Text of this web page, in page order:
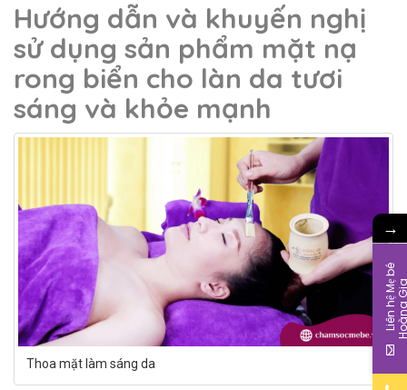
Hướng dẫn và khuyến nghị
sử dụng sản phẩm mặt nạ
rong biển cho làn da tươi
sáng và khỏe mạnh
Thoa mặt làm sáng da
→
L
i
ê
n
h
ệ
M
b
é
H
o
à
n
g
G
i